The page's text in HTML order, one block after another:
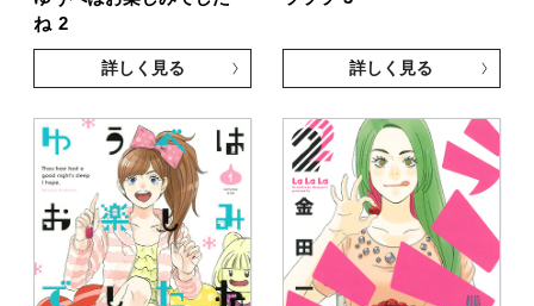
ね 2
詳しく見る 詳しく見る